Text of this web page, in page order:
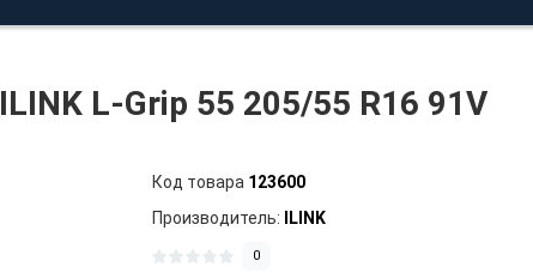
ILINK L-Grip 55 205/55 R16 91V
Код товара 123600
Производитель:
ILINK
0